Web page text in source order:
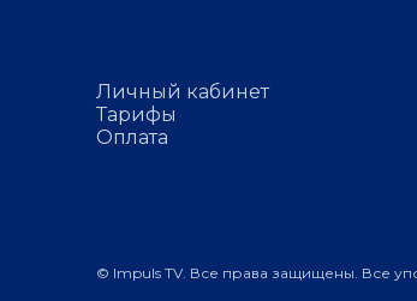
Личный кабинет
Тарифы
Оплата
© Impuls TV. Все права защищены. Все